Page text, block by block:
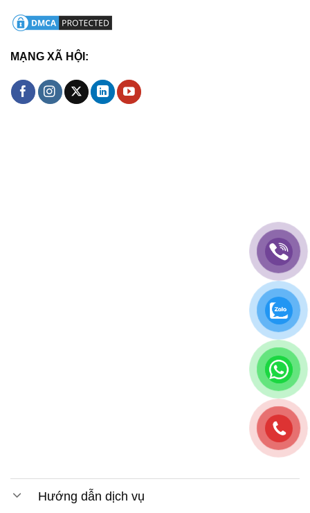
MẠNG XÃ HỘI:
Hướng dẫn dịch vụ